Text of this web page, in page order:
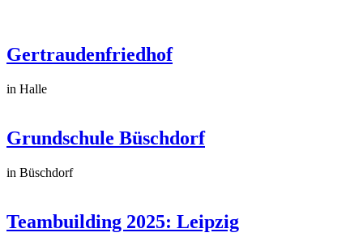
Gertraudenfriedhof
in Halle
Grundschule Büschdorf
in Büschdorf
Teambuilding 2025: Leipzig